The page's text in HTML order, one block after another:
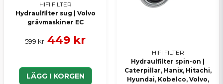
HIFI FILTER
Hydraulfilter sug | Volvo
grävmaskiner EC
599 kr 449 kr
LÄGG I KORGEN
HIFI FILTER
Hydraulfilter spin-on |
Caterpillar, Hanix, Hitachi,
Hyundai, Kobelco, Volvo,